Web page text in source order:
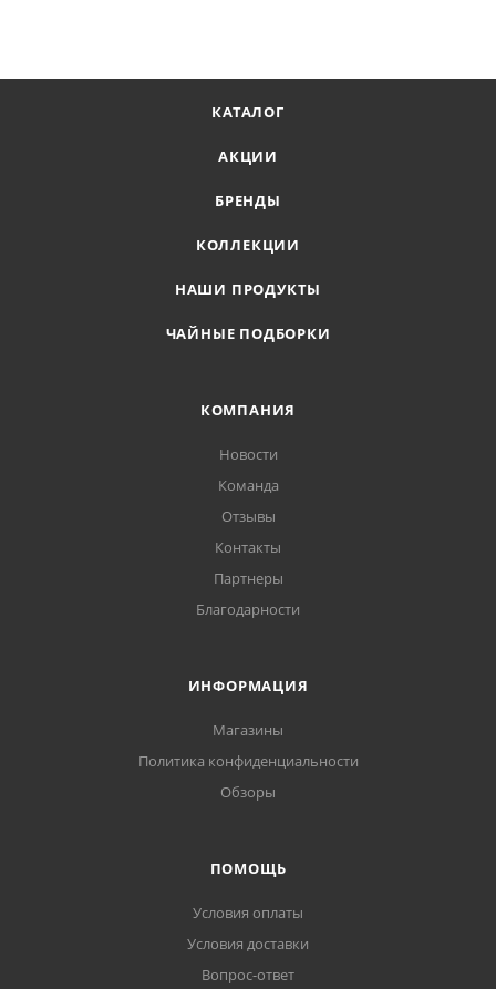
КАТАЛОГ
АКЦИИ
БРЕНДЫ
КОЛЛЕКЦИИ
НАШИ ПРОДУКТЫ
ЧАЙНЫЕ ПОДБОРКИ
КОМПАНИЯ
Новости
Команда
Отзывы
Контакты
Партнеры
Благодарности
ИНФОРМАЦИЯ
Магазины
Политика конфиденциальности
Обзоры
ПОМОЩЬ
Условия оплаты
Условия доставки
Вопрос-ответ